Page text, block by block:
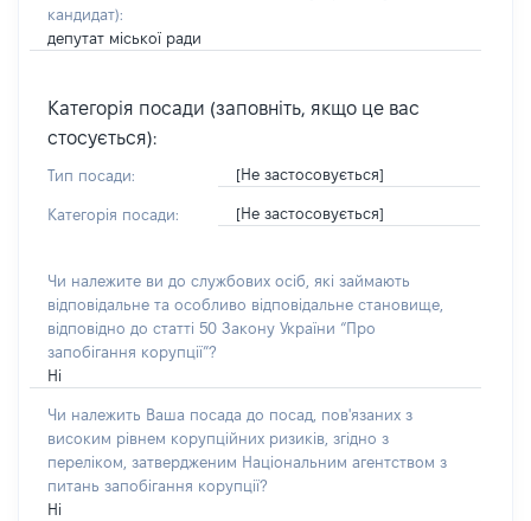
кандидат):
депутат міської ради
Категорія посади (заповніть, якщо це вас
стосується):
Тип посади: [Не застосовується]
Категорія посади: [Не застосовується]
Чи належите ви до службових осіб, які займають
відповідальне та особливо відповідальне становище,
відповідно до статті 50 Закону України “Про
запобігання корупції”?
Ні
Чи належить Ваша посада до посад, пов'язаних з
високим рівнем корупційних ризиків, згідно з
переліком, затвердженим Національним агентством з
питань запобігання корупції?
Ні